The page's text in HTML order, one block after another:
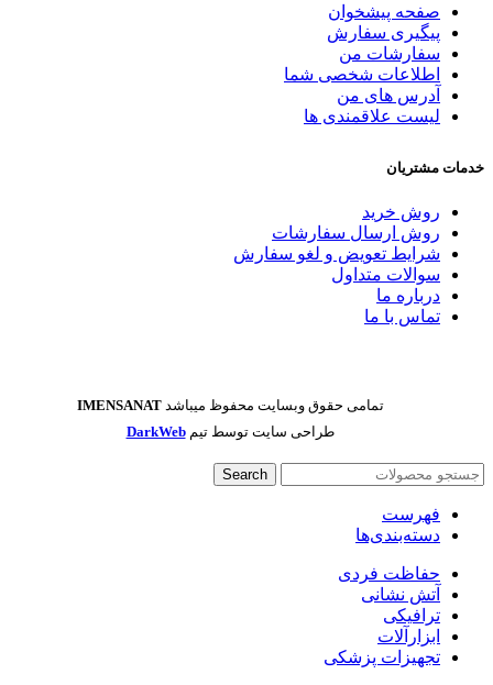
صفحه پیشخوان
پیگیری سفارش
سفارشات من
اطلاعات شخصی شما
آدرس های من
لیست علاقمندی ها
خدمات مشتریان
روش خرید
روش ارسال سفارشات
شرایط تعویض و لغو سفارش
سوالات متداول
درباره ما
تماس با ما
تمامی حقوق وبسایت محفوظ میباشدIMENSANAT
طراحی سایت توسط تیمDarkWeb
Search
فهرست
دسته‌بندی‌ها
حفاظت فردی
آتش نشانی
ترافیکی
ابزارآلات
تجهیزات پزشکی